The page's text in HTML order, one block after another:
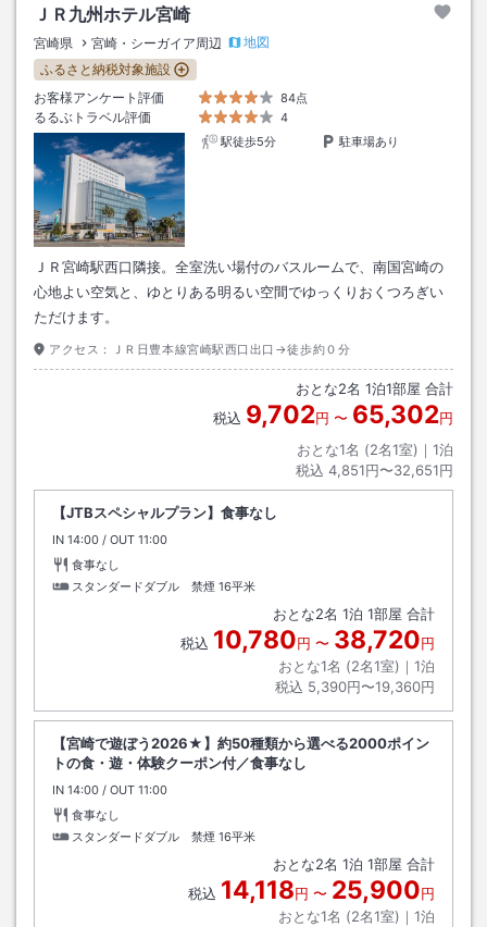
ＪＲ九州ホテル宮崎
宮崎県 宮崎・シーガイア周辺
地図
ふるさと納税対象施設
お客様アンケート評価
84点
るるぶトラベル評価
4
駅徒歩5分
駐車場あり
ＪＲ宮崎駅西口隣接。全室洗い場付のバスルームで、南国宮崎の
心地よい空気と、ゆとりある明るい空間でゆっくりおくつろぎい
ただけます。
アクセス： ＪＲ日豊本線宮崎駅西口出口→徒歩約０分
おとな2名 1泊1部屋 合計
税込 9,702円 〜 65,302円
おとな1名 (2名1室)｜ 1泊
税込 4,851円〜32,651円
【JTBスペシャルプラン】食事なし
IN チェックイン
14:00 / OUT チェックアウト
11:00
食事なし
スタンダードダブル 禁煙 16平米
おとな2名 1泊 1部屋 合計
税込 10,780円 〜 38,720円
おとな1名 (2名1室)｜ 1泊
税込 5,390円〜19,360円
【宮崎で遊ぼう2026★】約50種類から選べる2000ポイン
トの食・遊・体験クーポン付／食事なし
IN チェックイン
14:00 / OUT チェックアウト
11:00
食事なし
スタンダードダブル 禁煙 16平米
おとな2名 1泊 1部屋 合計
税込 14,118円 〜 25,900円
おとな1名 (2名1室)｜ 1泊